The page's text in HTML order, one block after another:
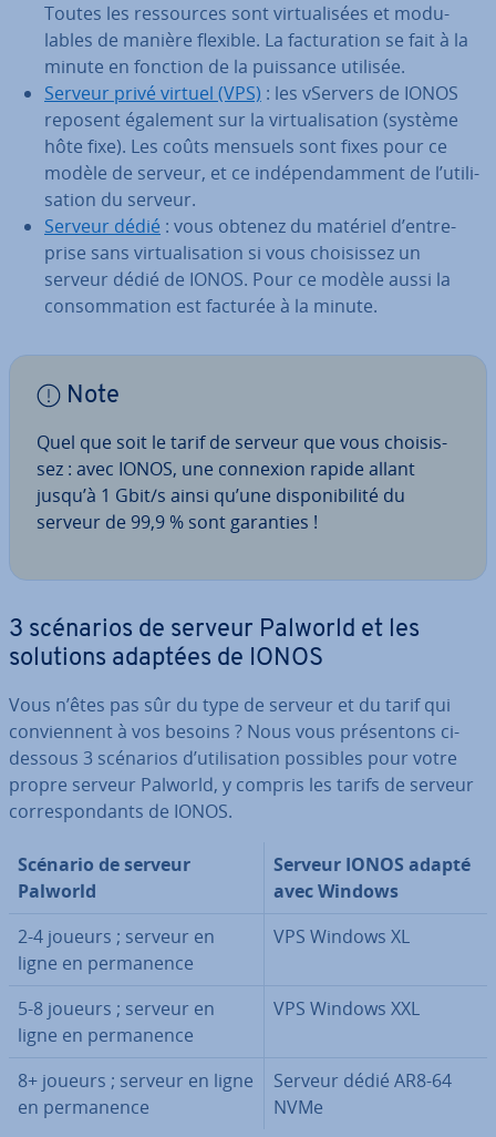
Toutes les res­sources sont vir­tua­li­sées et mo­du­
lables de manière flexible. La fac­tu­ra­tion se fait à la
minute en fonction de la puissance utilisée.
Serveur privé virtuel (VPS) : les vServers de IONOS
reposent également sur la vir­tua­li­sa­tion (système
hôte fixe). Les coûts mensuels sont fixes pour ce
modèle de serveur, et ce in­dé­pen­dam­ment de l’uti­li­
sa­tion du serveur.
Serveur dédié : vous obtenez du matériel d’en­tre­
prise sans vir­tua­li­sa­tion si vous choi­sis­sez un
serveur dédié de IONOS. Pour ce modèle aussi la
con­som­ma­tion est facturée à la minute.
Note
Quel que soit le tarif de serveur que vous choi­sis­
sez : avec IONOS, une connexion rapide allant
jusqu’à 1 Gbit/s ainsi qu’une dis­po­ni­bi­lité du
serveur de 99,9 % sont garanties !
3 scénarios de serveur Palworld et les
solutions adaptées de IONOS
Vous n’êtes pas sûr du type de serveur et du tarif qui
con­vien­nent à vos besoins ? Nous vous pré­sen­tons ci-
dessous 3 scénarios d’uti­li­sa­tion possibles pour votre
propre serveur Palworld, y compris les tarifs de serveur
cor­res­pon­dants de IONOS.
Scénario de serveur
Palworld
Serveur IONOS adapté
avec Windows
2-4 joueurs ; serveur en
ligne en per­ma­nence
VPS Windows XL
5-8 joueurs ; serveur en
ligne en per­ma­nence
VPS Windows XXL
8+ joueurs ; serveur en ligne
en per­ma­nence
Serveur dédié AR8-64
NVMe